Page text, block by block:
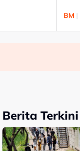
BM |
Berita Terkini